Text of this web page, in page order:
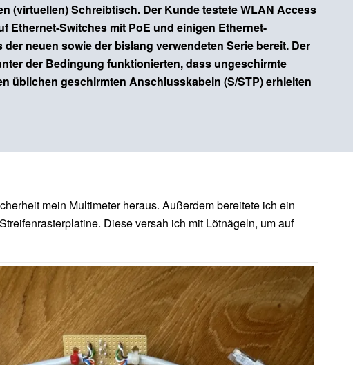
(virtuellen) Schreibtisch. Der Kunde testete WLAN Access
Ethernet-Switches mit PoE und einigen Ethernet-
neuen sowie der bislang verwendeten Serie bereit. Der
der Bedingung funktionierten, dass ungeschirmte
üblichen geschirmten Anschlusskabeln (S/STP) erhielten
mein Multimeter heraus. Außerdem bereitete ich ein
Diese versah ich mit Lötnägeln, um auf